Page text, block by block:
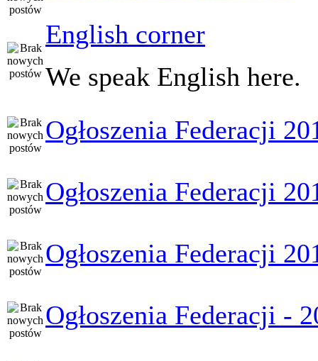
English corner
We speak English here.
Ogłoszenia Federacji
Ogłoszenia Federacji
Ogłoszenia Federacji
Ogłoszenia Federacji -